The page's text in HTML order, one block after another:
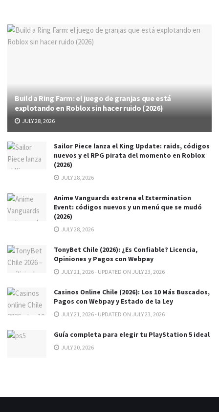
Build a Ring Farm: el juego de granjas que está
explotando en Roblox sin hacer ruido (2026)
JULY 28, 2026
Sailor Piece lanza el King Update: raids, códigos
nuevos y el RPG pirata del momento en Roblox
(2026)
JULY 28, 2026
Anime Vanguards estrena el Extermination
Event: códigos nuevos y un menú que se mudó
(2026)
JULY 28, 2026
TonyBet Chile (2026): ¿Es Confiable? Licencia,
Opiniones y Pagos con Webpay
JULY 21, 2026 - UPDATED ON JULY 23, 2026
Casinos Online Chile (2026): Los 10 Más Buscados,
Pagos con Webpay y Estado de la Ley
JULY 21, 2026 - UPDATED ON JULY 23, 2026
Guía completa para elegir tu PlayStation 5 ideal
JULY 20, 2026